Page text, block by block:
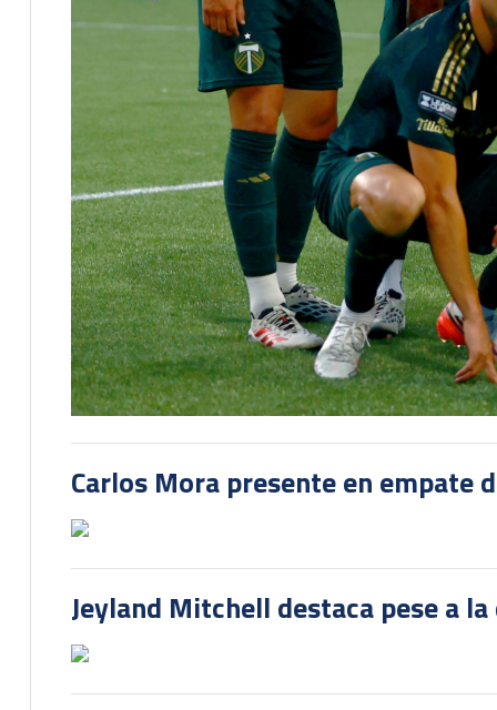
Carlos Mora presente en empate
Jeyland Mitchell destaca pese a